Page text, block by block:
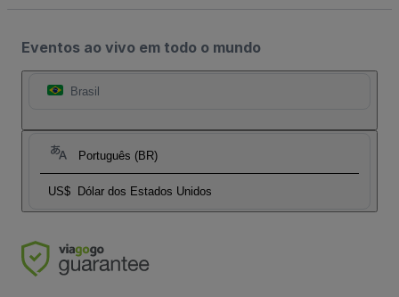
Eventos ao vivo em todo o mundo
Brasil
Português (BR)
US$ Dólar dos Estados Unidos